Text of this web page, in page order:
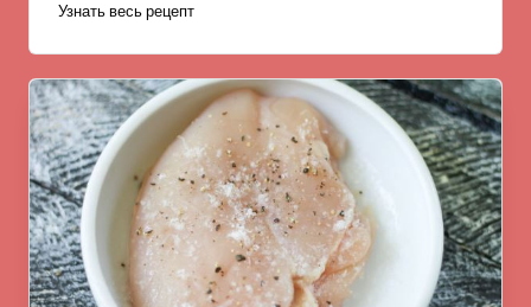
Узнать весь рецепт